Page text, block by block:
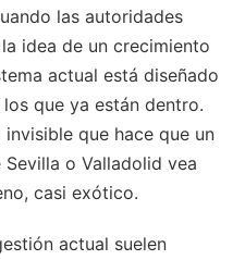
las autoridades
idea de un crecimiento
actual está diseñado
que ya están dentro.
que hace que un
o Valladolid vea
casi exótico.
actual suelen